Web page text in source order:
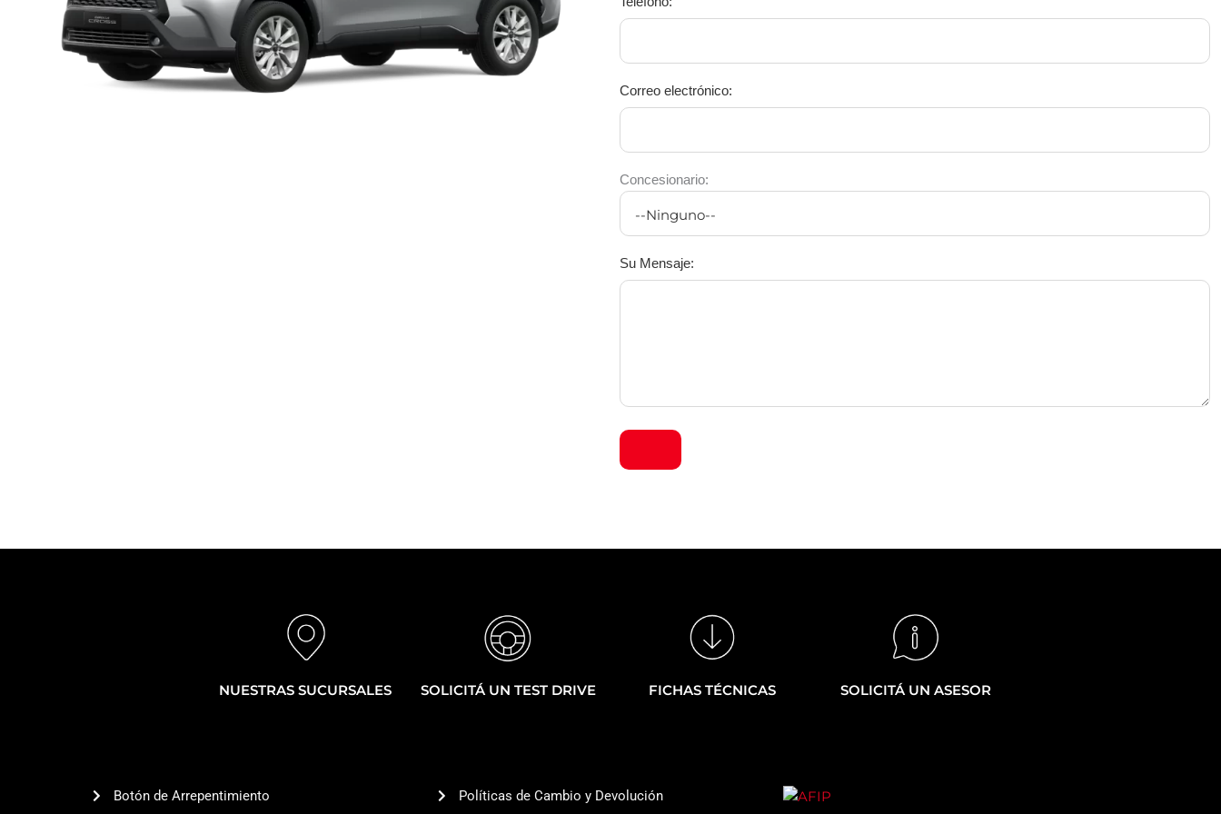
Correo electrónico:
Concesionario:
Su Mensaje:
NUESTRAS SUCURSALES SOLICITÁ UN TEST DRIVE FICHAS TÉCNICAS SOLICITÁ UN ASESOR
Botón de Arrepentimiento Políticas de Cambio y Devolución